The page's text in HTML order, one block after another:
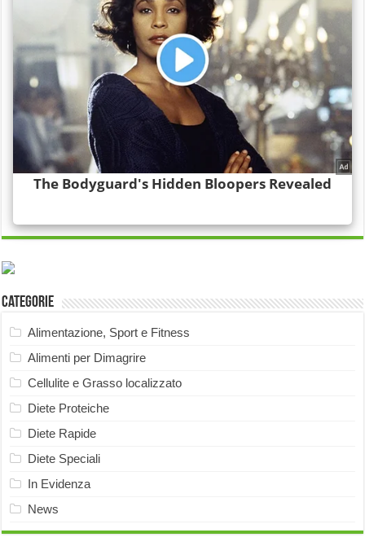
Categorie
Alimentazione, Sport e Fitness
Alimenti per Dimagrire
Cellulite e Grasso localizzato
Diete Proteiche
Diete Rapide
Diete Speciali
In Evidenza
News